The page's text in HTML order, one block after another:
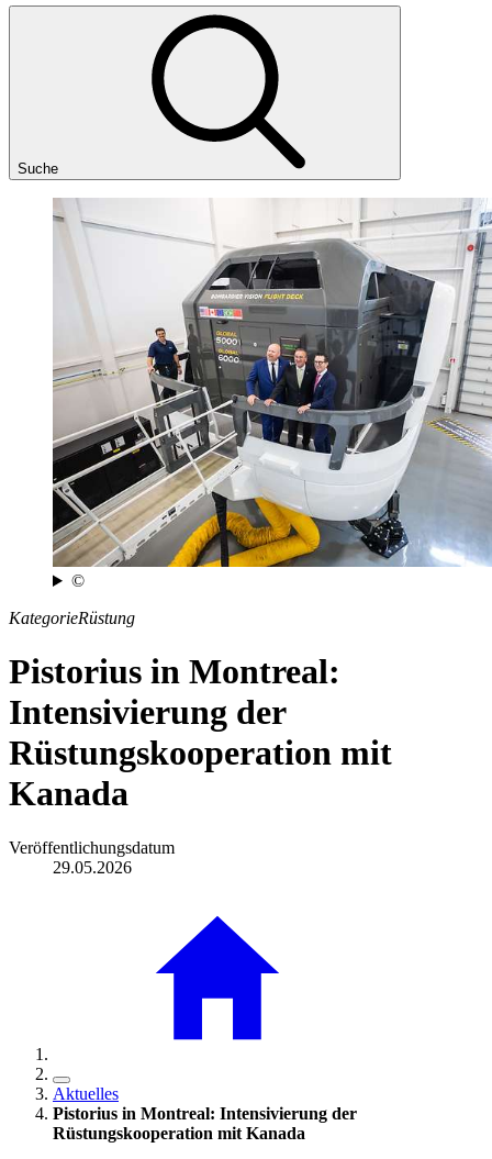
Suche
©
KategorieRüstung
Pistorius in Montreal:
Intensivierung der
Rüstungskooperation mit
Kanada
Veröffentlichungsdatum
29.05.2026
Aktuelles
Pistorius in Montreal: Intensivierung der
Rüstungskooperation mit Kanada